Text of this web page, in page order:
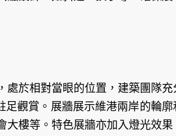
於相對當眼的位置，建築團隊充
觀賞。展牆展示維港兩岸的輪廓
大樓等。特色展牆亦加入燈光效果